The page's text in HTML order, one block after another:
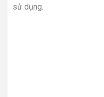
sử dụng.